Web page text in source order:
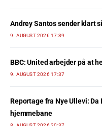
Andrey Santos sender klart
9. AUGUST 2026 17:39
BBC: United arbejder på at
9. AUGUST 2026 17:37
Reportage fra Nye Ullevi: Da
hjemmebane